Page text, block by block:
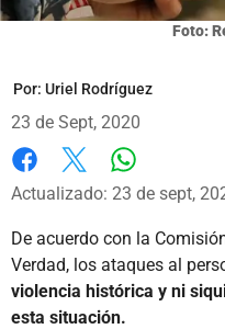
Foto:
Por: Uriel Rodríguez
23 de Sept, 2020
Facebook
X
Actualizado: 23 de sept,
De acuerdo con la
Verdad, los ataques al
violencia histórica y ni
esta situación.